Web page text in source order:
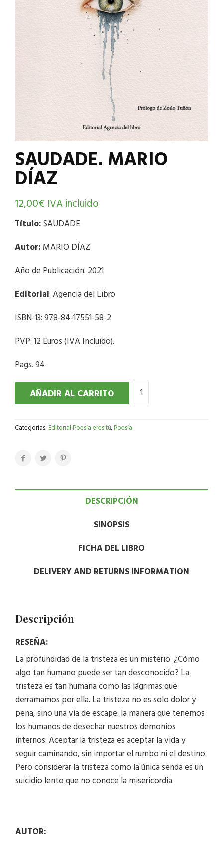
SAUDADE. MARIO
DÍAZ
12,00€ IVA incluido
Título:SAUDADE
Autor: MARIO DÍAZ
Año de Publicación: 2021
Editorial: Agencia del Libro
ISBN-13: 978-84-17551-58-2
PVP: 12 Euros (IVA Incluido).
Pags. 94
AÑADIR AL CARRITO
Categorías:Editorial Poesía eres tú,Poesía
DESCRIPCIÓN
SINOPSIS
FICHA DEL LIBRO
DELIVERY AND RETURNS INFORMATION
Descripción
RESEÑA:
La profundidad de la tristeza es un misterio. ¿Cómo
algo tan humano puede ser tan desconocido? La
tristeza es tan humana como las lágrimas que
derramamos por ella. La tristeza no es solo dolor y
pena, sino una vía de escape: la manera que tenemos
los humanos de desechar nuestros demonios
internos. Aceptar la tristeza es aceptar la vida y
seguir caminando, sin importar el rumbo ni el destino.
Pero considerar la tristeza como la única senda es un
suicidio lento que no conoce la misericordia.
AUTOR: